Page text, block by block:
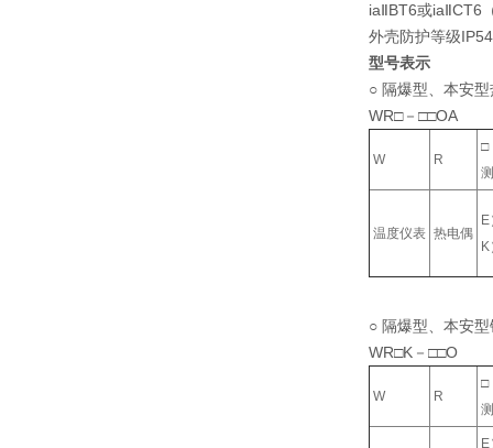
iaⅡBT6或iaⅡCT6
外壳防护等级IP54
型号表示
○ 隔爆型、本安
WR□－□□OA
W R
□
温度仪表 热电偶
○ 隔爆型、本安
WR□K－□□O
W R
□